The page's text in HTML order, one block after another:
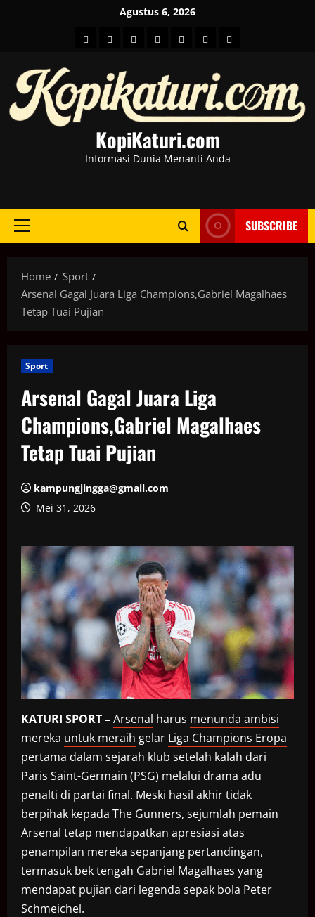
Agustus 6, 2026
HOMEBeritahot
BusinessKesehatan
SportEntertainment
KopiKaturi.com
Informasi Dunia Menanti Anda
Primary
SUBSCRIBE
Home
Sport
Arsenal Gagal Juara Liga Champions,Gabriel Magalhaes
Tetap Tuai Pujian
Sport
Arsenal Gagal Juara Liga
Champions,Gabriel Magalhaes
Tetap Tuai Pujian
kampungjingga@gmail.com
Mei 31, 2026
KATURI SPORT –Arsenal harus menunda ambisi
mereka untuk meraih gelar Liga Champions Eropa
pertama dalam sejarah klub setelah kalah dari
Paris Saint-Germain (PSG) melalui drama adu
penalti di partai final. Meski hasil akhir tidak
berpihak kepada The Gunners, sejumlah pemain
Arsenal tetap mendapatkan apresiasi atas
penampilan mereka sepanjang pertandingan,
termasuk bek tengah Gabriel Magalhaes yang
mendapat pujian dari legenda sepak bola Peter
Schmeichel.